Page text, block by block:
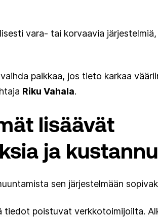
vara- tai korvaavia järjestelmiä,
paikkaa, jos tieto karkaa
Riku Vahala.
lisäävät
ja
sen järjestelmään
poistuvat verkkotoimijoilta.